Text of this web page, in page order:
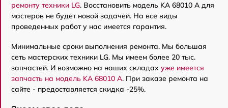
ремонту техники LG. Восстановить модель KA 68010 A для
мастеров не будет новой задачей. На все виды
проведенных работ у нас имеется гарантия.
Минимальные сроки выполнения ремонта. Мы большая
сеть мастерских техники LG. Мы имеем более 20 тыс.
запчастей. И возможно на наших складах уже имеется
запчасть на модель KA 68010 A. При заказе ремонта на
сайте - предоставляется скидка -25%.